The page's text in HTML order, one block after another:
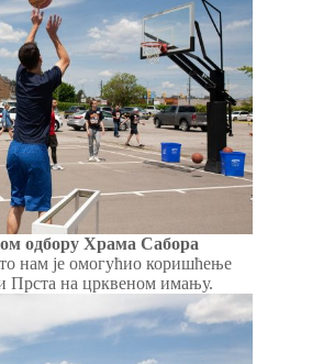
одбору Храма Сабора
нам је омогућио коришћење
Прста на црквеном имању.